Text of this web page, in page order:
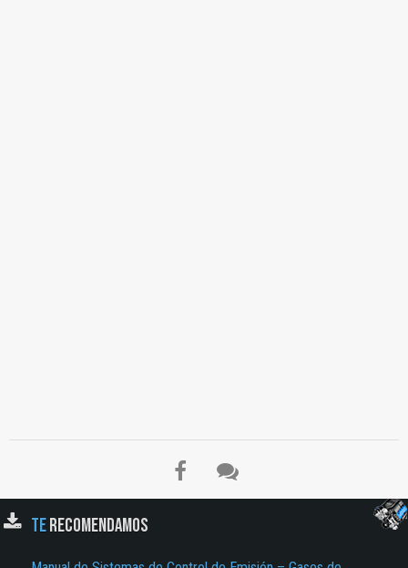
TERECOMENDAMOS